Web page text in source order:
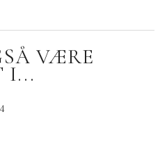
VÆRE
I...